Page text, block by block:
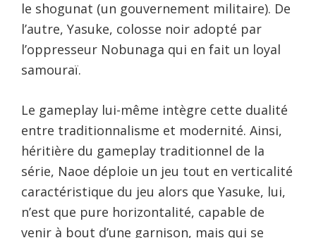
le shogunat (un gouvernement militaire). De
l’autre, Yasuke, colosse noir adopté par
l’oppresseur Nobunaga qui en fait un loyal
samouraï.
Le gameplay lui-même intègre cette dualité
entre traditionnalisme et modernité. Ainsi,
héritière du gameplay traditionnel de la
série, Naoe déploie un jeu tout en verticalité
caractéristique du jeu alors que Yasuke, lui,
n’est que pure horizontalité, capable de
venir à bout d’une garnison, mais qui se